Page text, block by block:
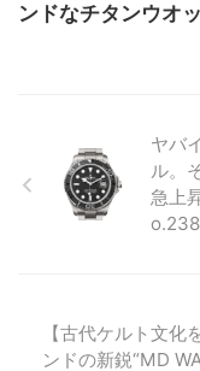
ンドなチタンウオ
ヤバ
ル。
急上
o.238
【古代ケルト文化
ンドの新鋭“MD